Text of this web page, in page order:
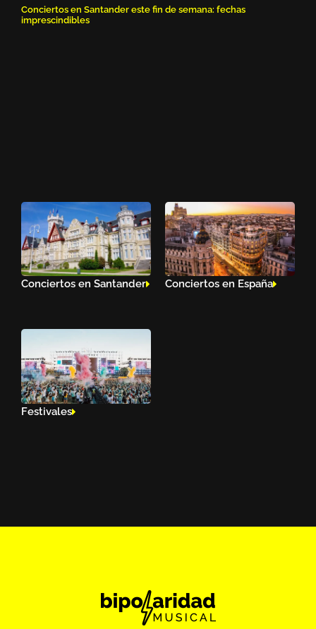
Conciertos en Santander este fin de semana: fechas
imprescindibles
Conciertos en Santander Conciertos en España
Festivales